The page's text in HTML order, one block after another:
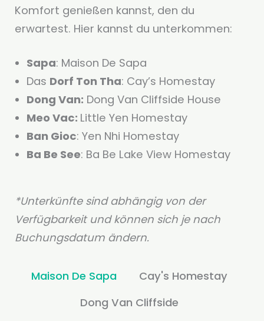
Komfort genießen kannst, den du
erwartest. Hier kannst du unterkommen:
Sapa: Maison De Sapa
Das Dorf Ton Tha: Cay’s Homestay
Dong Van: Dong Van Cliffside House
Meo Vac: Little Yen Homestay
Ban Gioc: Yen Nhi Homestay
Ba Be See: Ba Be Lake View Homestay
*Unterkünfte sind abhängig von der
Verfügbarkeit und können sich je nach
Buchungsdatum ändern.
Maison De Sapa
Cay's Homestay
Dong Van Cliffside